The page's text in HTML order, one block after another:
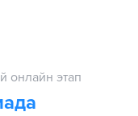
онлайн этап